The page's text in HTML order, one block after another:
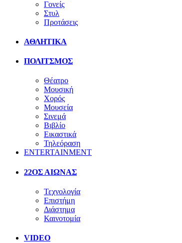
Γονείς
Στυλ
Προτάσεις
ΑΘΛΗΤΙΚΑ
ΠΟΛΙΤΣΜΟΣ
Θέατρο
Μουσική
Χορός
Μουσεία
Σινεμά
Βιβλίο
Εικαστικά
Τηλεόραση
ENTERTAINMENT
22ΟΣ ΑΙΩΝΑΣ
Τεχνολογία
Επιστήμη
Διάστημα
Καινοτομία
VIDEO